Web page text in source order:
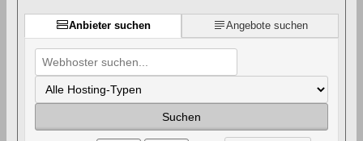
Anbieter suchen Angebote suchen